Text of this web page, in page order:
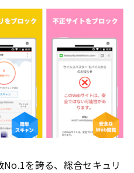
No.1を誇る、総合セキュリ